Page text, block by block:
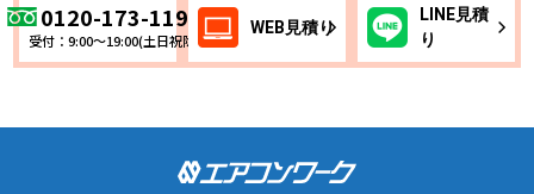
0120-173-119
受付：9:00～19:00(土日祝除く)
WEB 見積り
LINE見積
り